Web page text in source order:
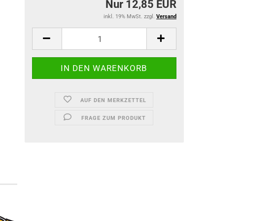
Nur 12,85 EUR
inkl. 19% MwSt. zzgl. Versand
AUF DEN MERKZETTEL
FRAGE ZUM PRODUKT